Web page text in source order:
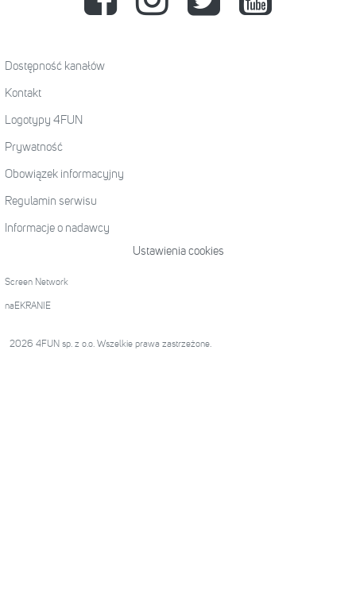
Dostępność kanałów
Kontakt
Logotypy 4FUN
Prywatność
Obowiązek informacyjny
Regulamin serwisu
Informacje o nadawcy
Ustawienia cookies
Screen Network
naEKRANIE
2026 4FUN sp. z o.o. Wszelkie prawa zastrzeżone.